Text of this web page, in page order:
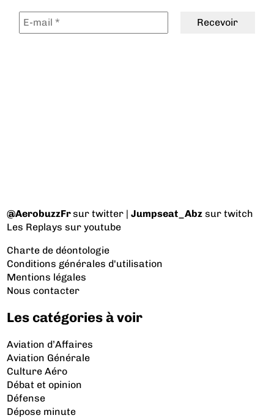
@AerobuzzFrsur twitter |Jumpseat_Abz sur twitch
Les Replays sur youtube
Charte de déontologie
Conditions générales d'utilisation
Mentions légales
Nous contacter
Les catégories à voir
Aviation d’Affaires
Aviation Générale
Culture Aéro
Débat et opinion
Défense
Dépose minute